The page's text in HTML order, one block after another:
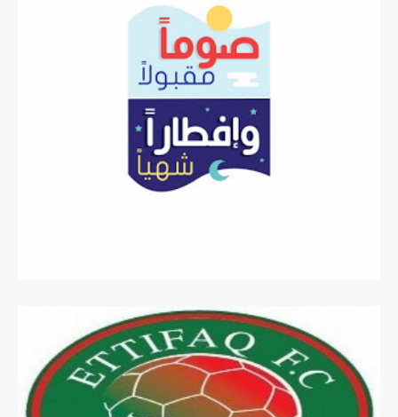
مايو 29, 2018
الافطار الرمضاني لمستفيدي الجمعيه
من العزاب طيله شهر رمضان المبارك
مايو 29, 2018
حصول فريق تمكين على جائزة التميز